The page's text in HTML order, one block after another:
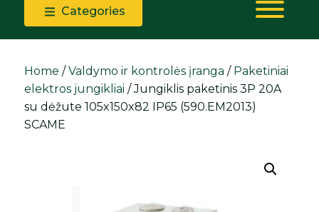
Categories
Home /Valdymo ir kontrolės įranga / Paketiniai
elektros jungikliai / Jungiklis paketinis 3P 20A
su dėžute 105x150x82 IP65 (590.EM2013)
SCAME